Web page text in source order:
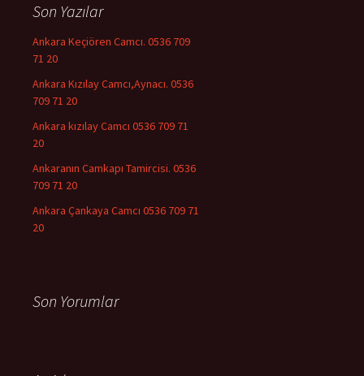
Son Yazılar
Ankara Keçiören Camcı. 0536 709
71 20
Ankara Kızılay Camcı,Aynacı. 0536
709 71 20
Ankara kızılay Camcı 0536 709 71
20
Ankaranın Camkapı Tamircisi. 0536
709 71 20
Ankara Çankaya Camcı 0536 709 71
20
Son Yorumlar